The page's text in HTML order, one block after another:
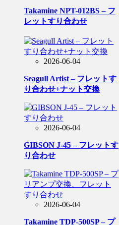
Takamine NPT-012BS – フ
レットすり合わせ
2026-06-04
Seagull Artist – フレットす
り合わせ+ナット交換
2026-06-04
GIBSON J-45 – フレットす
り合わせ
2026-06-04
Takamine TDP-500SP – プ